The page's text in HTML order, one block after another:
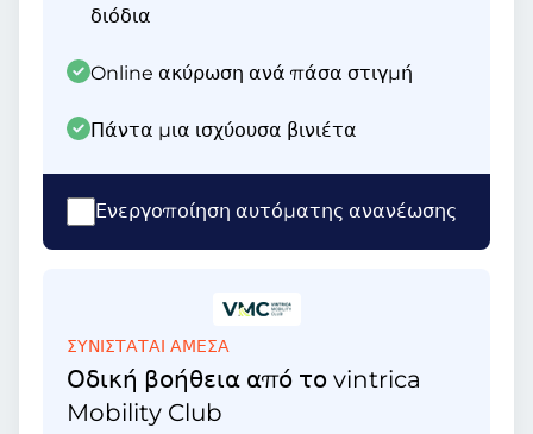
διόδια
Online ακύρωση ανά πάσα στιγμή
Πάντα μια ισχύουσα βινιέτα
Ενεργοποίηση αυτόματης ανανέωσης
ΣΥΝΙΣΤΑΤΑΙ ΑΜΕΣΑ
Οδική βοήθεια από το vintrica
Mobility Club